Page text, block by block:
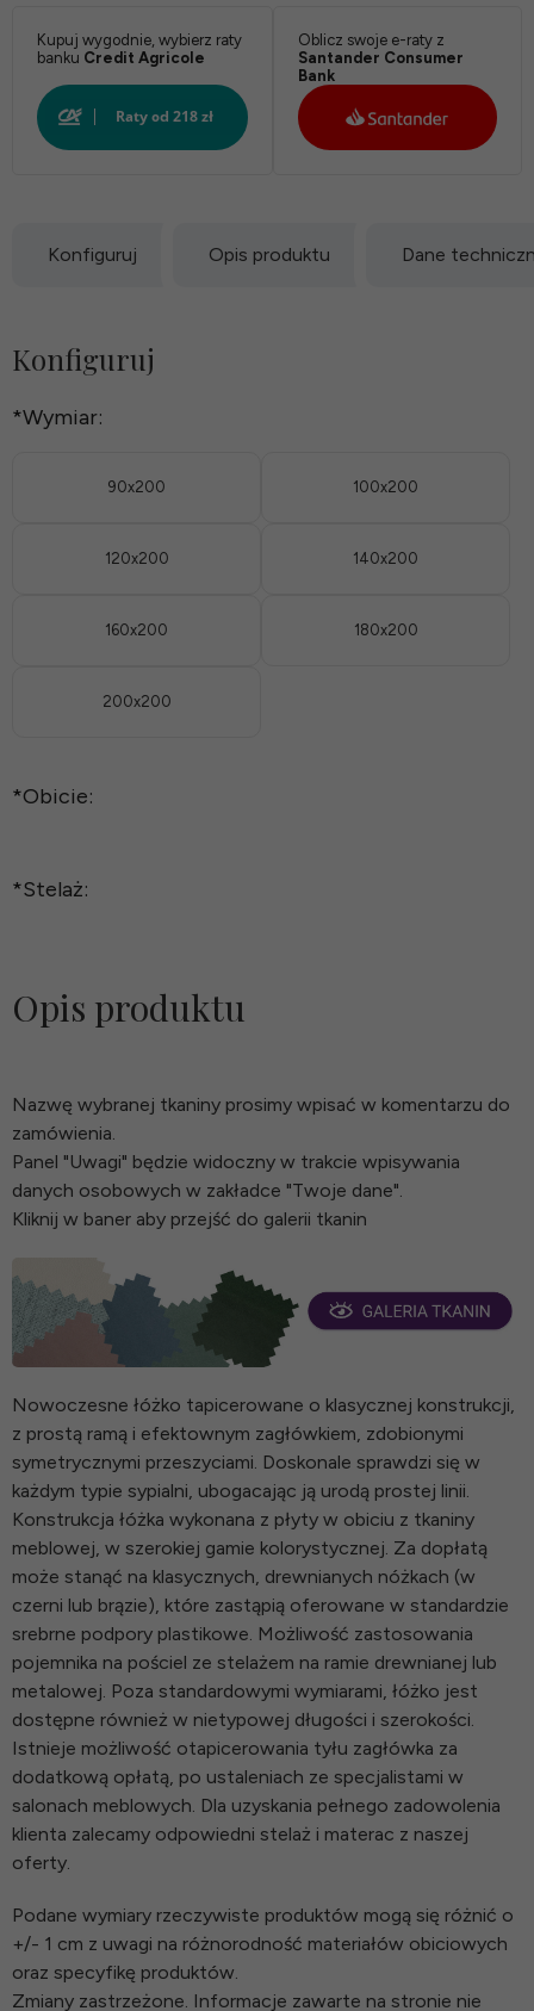
Kupuj wygodnie, wybierz raty
banku Credit Agricole
Oblicz swoje e-raty z
Santander Consumer
Bank
Konfiguruj Opis produktu Dane
Konfiguruj
*Wymiar:
90x200 100x200
120x200 140x200
160x200 180x200
200x200
*Obicie:
*Stelaż:
Opis produktu
Nazwę wybranej tkaniny prosimy wpisać w komentarzu do
zamówienia.
Panel "Uwagi" będzie widoczny w trakcie wpisywania
danych osobowych w zakładce "Twoje dane".
Kliknij w baner aby przejść do galerii tkanin
Nowoczesne łóżko tapicerowane o klasycznej konstrukcji,
z prostą ramą i efektownym zagłówkiem, zdobionymi
symetrycznymi przeszyciami. Doskonale sprawdzi się w
każdym typie sypialni, ubogacając ją urodą prostej linii.
Konstrukcja łóżka wykonana z płyty w obiciu z tkaniny
meblowej, w szerokiej gamie kolorystycznej. Za dopłatą
może stanąć na klasycznych, drewnianych nóżkach (w
czerni lub brązie), które zastąpią oferowane w standardzie
srebrne podpory plastikowe. Możliwość zastosowania
pojemnika na pościel ze stelażem na ramie drewnianej lub
metalowej. Poza standardowymi wymiarami, łóżko jest
dostępne również w nietypowej długości i szerokości.
Istnieje możliwość otapicerowania tyłu zagłówka za
dodatkową opłatą, po ustaleniach ze specjalistami w
salonach meblowych. Dla uzyskania pełnego zadowolenia
klienta zalecamy odpowiedni stelaż i materac z naszej
oferty.
Podane wymiary rzeczywiste produktów mogą się różnić o
+/- 1 cm z uwagi na różnorodność materiałów obiciowych
oraz specyfikę produktów.
Zmiany zastrzeżone. Informacje zawarte na stronie nie